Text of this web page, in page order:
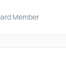
Member